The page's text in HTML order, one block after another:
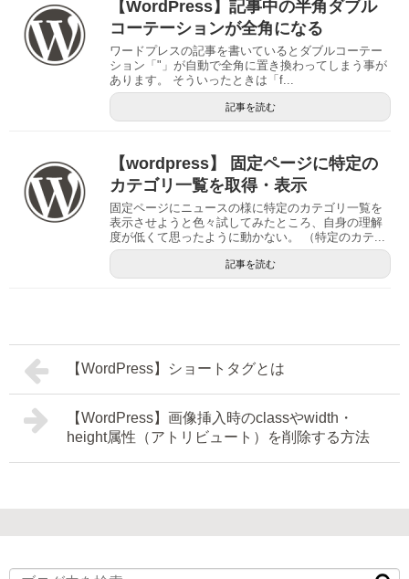
【WordPress】記事中の半角ダブル
コーテーションが全角になる
ワードプレスの記事を書いているとダブルコーテー
ション「"」が自動で全角に置き換わってしまう事が
あります。 そういったときは「f...
記事を読む
【wordpress】 固定ページに特定の
カテゴリ一覧を取得・表示
固定ページにニュースの様に特定のカテゴリ一覧を
表示させようと色々試してみたところ、自身の理解
度が低くて思ったように動かない。 （特定のカテ...
記事を読む
【WordPress】ショートタグとは
【WordPress】画像挿入時のclassやwidth・
height属性（アトリビュート）を削除する方法